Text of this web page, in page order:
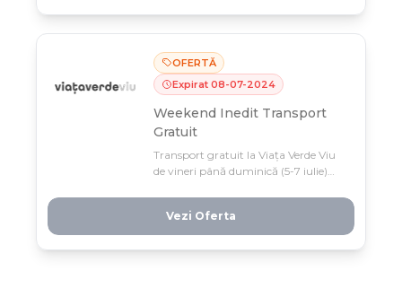
OFERTĂ
Expirat 08-07-2024
Weekend Inedit Transport
Gratuit
Transport gratuit la Viața Verde Viu
de vineri până duminică (5-7 iulie)
livrare la zero cost direct acasă.
Vezi Oferta